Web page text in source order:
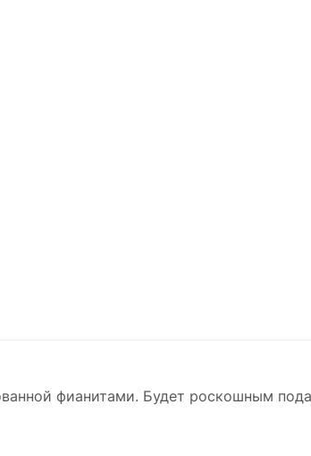
фианитами. Будет роскошным